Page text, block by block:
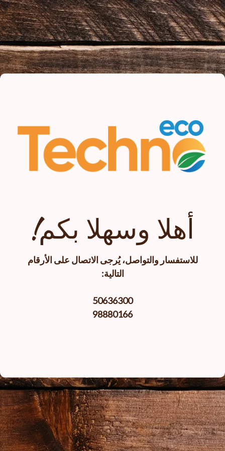
أهلا وسهلا بكم!
للاستفسار والتواصل، يُرجى الاتصال على الأرقام
التالية:
50636300
98880166